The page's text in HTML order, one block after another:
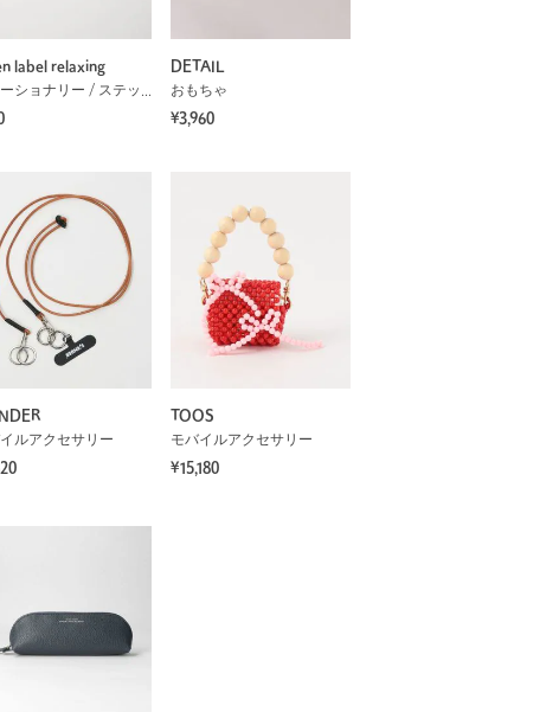
label relaxing
ステーショナリー / ステッカー
DETAIL
おもちゃ
¥3,960
ルアクセサリー
TOOS
モバイルアクセサリー
¥15,180